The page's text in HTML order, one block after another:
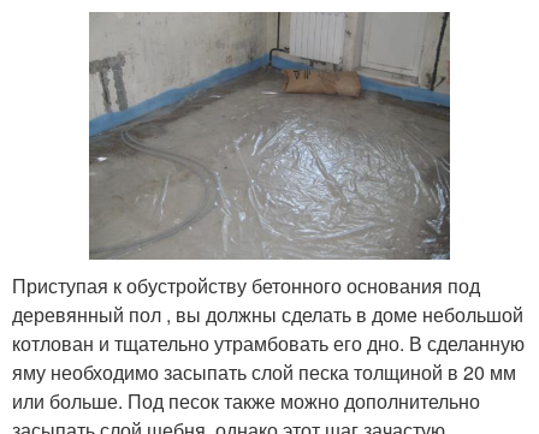
Приступая к обустройству бетонного основания под
деревянный пол , вы должны сделать в доме небольшой
котлован и тщательно утрамбовать его дно. В сделанную
яму необходимо засыпать слой песка толщиной в 20 мм
или больше. Под песок также можно дополнительно